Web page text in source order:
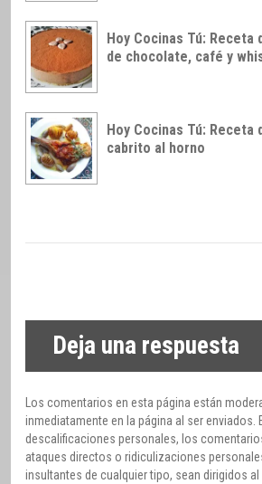
Hoy Cocinas Tú: Receta
de chocolate, café y
Hoy Cocinas Tú: Receta
cabrito al horno
Deja una respuesta
Los comentarios en esta página están
inmediatamente en la página al ser enviados.
descalificaciones personales, los
ataques directos o ridiculizaciones
insultantes de cualquier tipo, sean dirigidos al